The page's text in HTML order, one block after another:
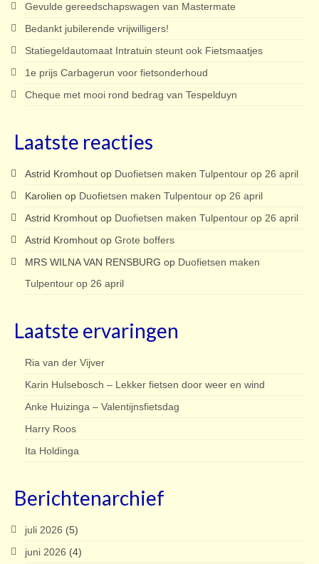
Gevulde gereedschapswagen van Mastermate
Bedankt jubilerende vrijwilligers!
Statiegeldautomaat Intratuin steunt ook Fietsmaatjes
1e prijs Carbagerun voor fietsonderhoud
Cheque met mooi rond bedrag van Tespelduyn
Laatste reacties
Astrid Kromhout op Duofietsen maken Tulpentour op 26 april
Karolien op Duofietsen maken Tulpentour op 26 april
Astrid Kromhout op Duofietsen maken Tulpentour op 26 april
Astrid Kromhout op Grote boffers
MRS WILNA VAN RENSBURG op Duofietsen maken
Tulpentour op 26 april
Laatste ervaringen
Ria van der Vijver
Karin Hulsebosch – Lekker fietsen door weer en wind
Anke Huizinga – Valentijnsfietsdag
Harry Roos
Ita Holdinga
Berichtenarchief
juli 2026 (5)
juni 2026 (4)